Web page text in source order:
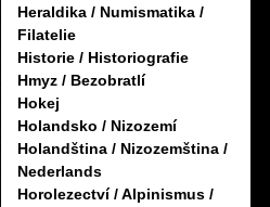
Heraldika / Numismatika /
Filatelie
Historie / Historiografie
Hmyz / Bezobratlí
Hokej
Holandsko / Nizozemí
Holandština / Nizozemština /
Nederlands
Horolezectví / Alpinismus /